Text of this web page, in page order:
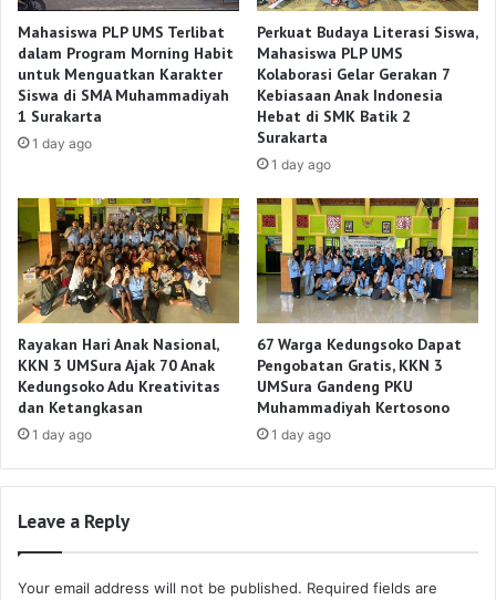
Mahasiswa PLP UMS Terlibat
dalam Program Morning Habit
untuk Menguatkan Karakter
Siswa di SMA Muhammadiyah
1 Surakarta
1 day ago
Perkuat Budaya Literasi Siswa,
Mahasiswa PLP UMS
Kolaborasi Gelar Gerakan 7
Kebiasaan Anak Indonesia
Hebat di SMK Batik 2
Surakarta
1 day ago
Rayakan Hari Anak Nasional,
KKN 3 UMSura Ajak 70 Anak
Kedungsoko Adu Kreativitas
dan Ketangkasan
1 day ago
67 Warga Kedungsoko Dapat
Pengobatan Gratis, KKN 3
UMSura Gandeng PKU
Muhammadiyah Kertosono
1 day ago
Leave a Reply
Your email address will not be published. Required fields are